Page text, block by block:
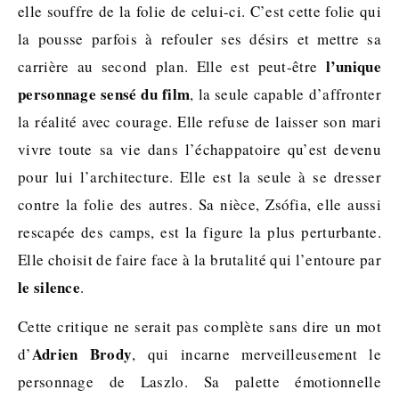
elle souffre de la folie de celui-ci. C’est cette folie qui
la pousse parfois à refouler ses désirs et mettre sa
carrière au second plan. Elle est peut-être l’unique
personnage sensé du film, la seule capable d’affronter
la réalité avec courage. Elle refuse de laisser son mari
vivre toute sa vie dans l’échappatoire qu’est devenu
pour lui l’architecture. Elle est la seule à se dresser
contre la folie des autres. Sa nièce, Zsófia, elle aussi
rescapée des camps, est la figure la plus perturbante.
Elle choisit de faire face à la brutalité qui l’entoure par
le silence.
Cette critique ne serait pas complète sans dire un mot
d’Adrien Brody, qui incarne merveilleusement le
personnage de Laszlo. Sa palette émotionnelle